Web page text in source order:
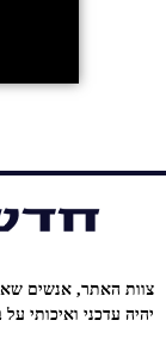
צוות האתר, אנשים
יהיה עדכני ואיכותי